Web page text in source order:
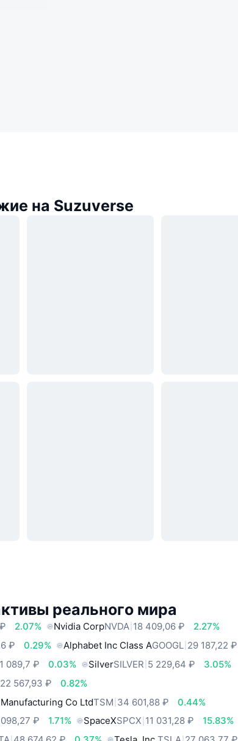
на Suzuverse
реального мира
2.07% Nvidia CorpNVDA 18 409,06 ₽
2.27%
₽ 0.29% Alphabet Inc Class AGOOGL 29 187,22 ₽
089,7 ₽ 0.03% SilverSILVER 5 229,64 ₽
3.05%
22 567,93 ₽
0.82%
Co LtdTSM 34 601,88 ₽
0.44%
₽ 1.71% SpaceXSPCX 11 031,28 ₽
15.83%